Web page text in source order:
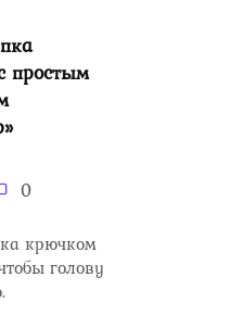
простым
0
крючком
голову